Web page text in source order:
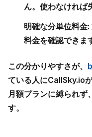
ん。使わなければ
明確な分単位料金:
料金を確認できま
この分かりやすさが、
ている人にCallSky.io
月額プランに縛られず
す。